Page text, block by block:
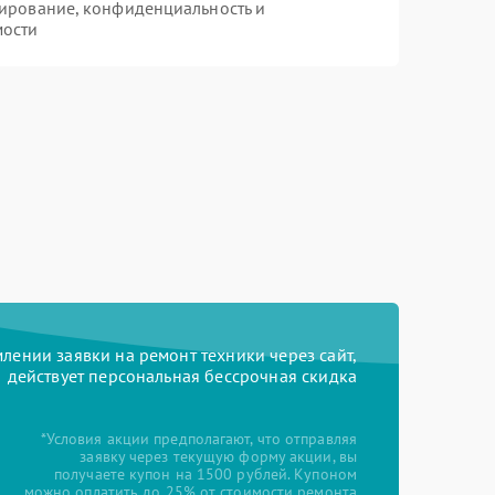
конфиденциальность и
заявки на ремонт техники через сайт,
действует персональная бессрочная скидка
*Условия акции предполагают, что отправляя
заявку через текущую форму акции, вы
получаете купон на 1500 рублей. Купоном